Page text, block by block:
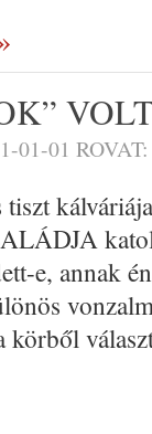
01-01 ROVAT:
kálváriája
e, annak